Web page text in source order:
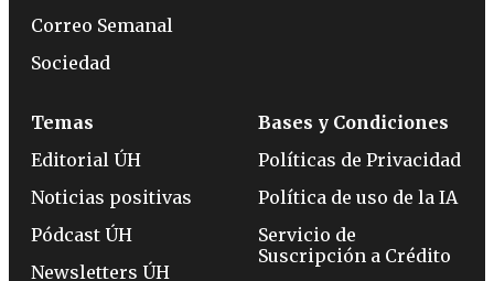
Correo Semanal
Sociedad
Temas
Editorial ÚH
Noticias positivas
Pódcast ÚH
Newsletters ÚH
Bases y Condiciones
Políticas de Privacidad
Política de uso de la IA
Servicio de
Suscripción a Crédito